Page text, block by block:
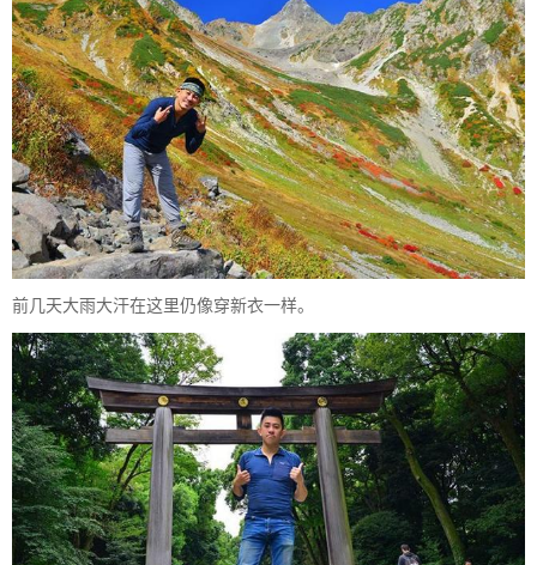
前几天大雨大汗在这里仍像穿新衣一样。